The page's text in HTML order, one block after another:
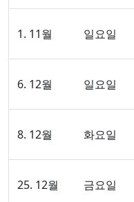
1. 11월 일요일
6. 12월 일요일
8. 12월 화요일
25. 12월 금요일